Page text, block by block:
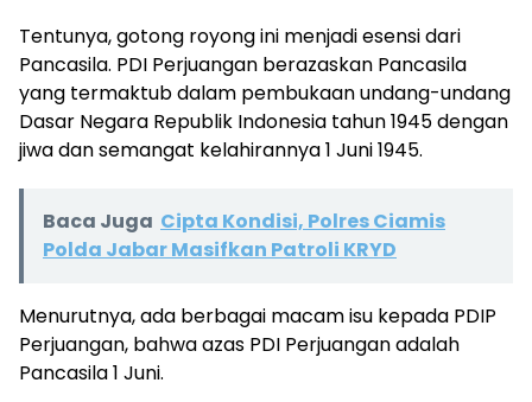
Tentunya, gotong royong ini menjadi esensi dari
Pancasila. PDI Perjuangan berazaskan Pancasila
yang termaktub dalam pembukaan undang-undang
Dasar Negara Republik Indonesia tahun 1945 dengan
jiwa dan semangat kelahirannya 1 Juni 1945.
Baca Juga Cipta Kondisi, Polres Ciamis
Polda Jabar Masifkan Patroli KRYD
Menurutnya, ada berbagai macam isu kepada PDIP
Perjuangan, bahwa azas PDI Perjuangan adalah
Pancasila 1 Juni.